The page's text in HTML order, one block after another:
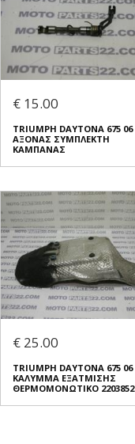
€ 15.00
TRIUMPH DAYTONA 675 06
ΑΞΟΝΑΣ ΣΥΜΠΛΕΚΤΗ
ΚΑΜΠΑΝΑΣ
€ 25.00
TRIUMPH DAYTONA 675 06
ΚΑΛΥΜΜΑ ΕΞΑΤΜΙΣΗΣ
ΘΕΡΜΟΜΟΝΩΤΙΚΟ 2203852